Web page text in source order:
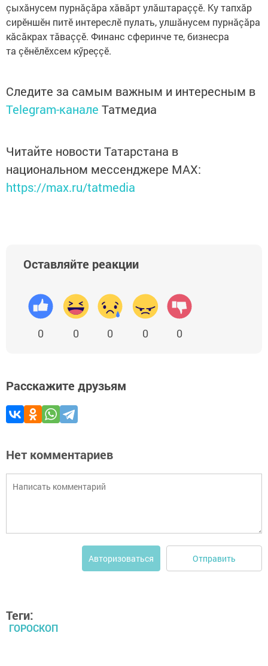
çыхăнусем пурнăçăра хăвăрт улăштараççӗ. Ку тапхăр
сирӗншӗн питӗ интереслӗ пулать, улшăнусем пурнăçăра
кăсăкрах тăваççӗ. Финанс сферинче те, бизнесра
та çӗнӗлӗхсем кӳреççӗ.
Следите за самым важным и интересным в
Telegram-канале Татмедиа
Читайте новости Татарстана в
национальном мессенджере MАХ:
https://max.ru/tatmedia
Оставляйте реакции
0 0 0 0 0
Расскажите друзьям
Нет комментариев
Авторизоваться Отправить
Теги:
ГОРОСКОП